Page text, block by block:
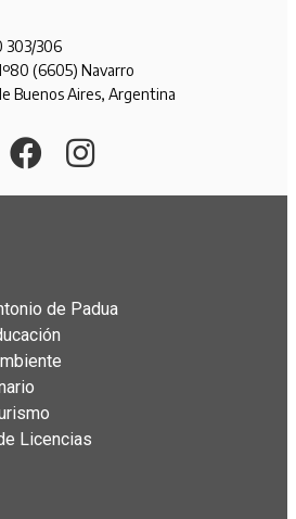
303/306
(6605) Navarro
Buenos Aires, Argentina
de Padua
Licencias